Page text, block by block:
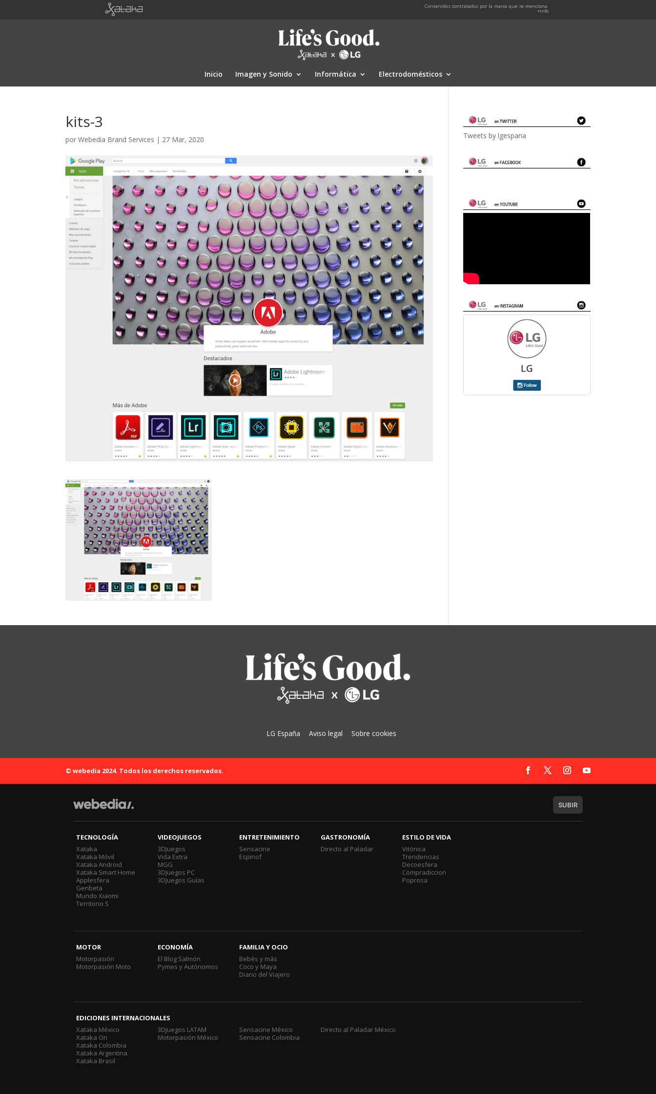
Contenidos contratados por la marca que se menciona.
+info
Inicio Imagen y Sonido Informática Electrodomésticos
kits-3
porWebedia Brand Services | 27 Mar, 2020 Tweets by lgespana
LG España Aviso legal Sobre cookies
© webedia 2024. Todos los derechos reservados.
SUBIR
TECNOLOGÍA
Xataka
Xataka Móvil
Xataka Android
Xataka Smart Home
Applesfera
Genbeta
Mundo Xiaomi
Territorio S
VIDEOJUEGOS
3DJuegos
Vida Extra
MGG
3DJuegos PC
3DJuegos Guías
ENTRETENIMIENTO
Sensacine
Espinof
GASTRONOMÍA
Directo al Paladar
ESTILO DE VIDA
Vitónica
Trendencias
Decoesfera
Compradiccion
Poprosa
MOTOR
Motorpasión
Motorpasión Moto
ECONOMÍA
El Blog Salmón
Pymes y Autónomos
FAMILIA Y OCIO
Bebés y más
Coco y Maya
Diario del Viajero
EDICIONES INTERNACIONALES
Xataka México
Xataka On
Xataka Colombia
Xataka Argentina
Xataka Brasil
3DJuegos LATAM
Motorpasión México
Sensacine México
Sensacine Colombia
Directo al Paladar México